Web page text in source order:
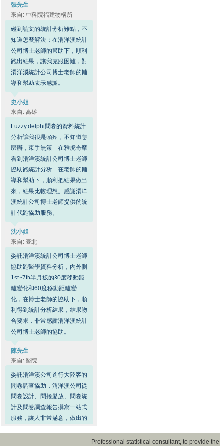
張先生
來自: 中科院福建物構所
碰到論文的統計分析難點，不
知道怎麼解決；在渭洋溪統計
公司博士老師的幫助下，順利
跑出結果，讓我克服困難，對
渭洋溪統計公司博士老師的輔
導和幫助表示感謝。
史小姐
來自: 高雄
Fuzzy delphi問卷的資料統計
分析讓我很是頭疼，不知道怎
麼辦，束手無策；在雅虎奇摩
看到渭洋溪統計公司博士老師
協助跑統計分析，在老師的輔
導和幫助下，順利把結果做出
來，結果比較理想。感謝渭洋
溪統計公司博士老師提供的統
計代跑協助服務。
沈小姐
來自: 臺北
委託渭洋溪統計公司博士老師
協助跑醫學資料分析，內外側
1st~7th半月板的30度移動距
離變化和60度移動距離變
化，在博士老師的協助下，順
利得到統計分析結果，結果吻
合要求，非常感謝渭洋溪統計
公司博士老師的協助。
陳先生
來自: 醫院
委託渭洋溪公司進行大陸客的
問卷調查協助，渭洋溪公司從
問卷設計、問捲髮放、問卷統
計及問卷調查報告撰寫一站式
服務，讓人非常滿意，做出的
Professional statistical consultant, to provide